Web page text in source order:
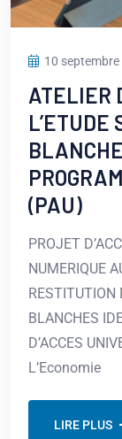
10
ATELIER
L’ETUDE
(PAU)
PROJET
NUMERIQUE
RESTITUTION
BLANCHES
D’ACCES
L’Economie
LIRE PLUS